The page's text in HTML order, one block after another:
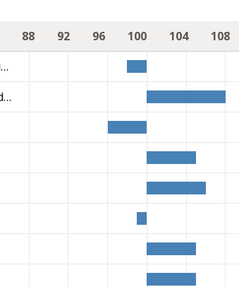
88 92 96 100 104 108
Methaanreductie
Melkrobot index